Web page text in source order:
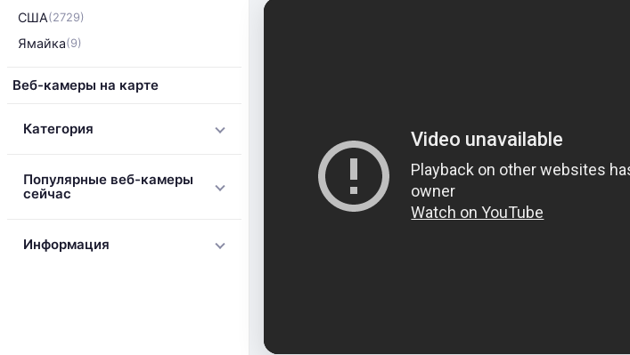
США(2729)
Ямайка(9)
Веб-камеры на карте
Категория
Популярные веб-камеры
сейчас
Информация